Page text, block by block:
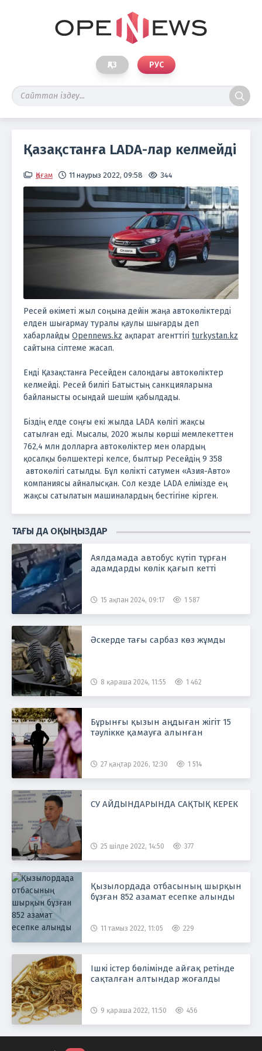
ҚАЗ РУС
Қазақстанға LADA-лар келмейді
Қоғам 11 наурыз 2022, 09:58 344
Ресей өкіметі жыл соңына дейін жаңа автокөліктерді
елден шығармау туралы қаулы шығарды деп
хабарлайды Opennews.kz ақпарат агенттігі turkystan.kz
сайтына сілтеме жасап.
Енді Қазақстанға Ресейден салондағы автокөліктер
келмейді. Ресей билігі Батыстың санкцияларына
байланысты осындай шешім қабылдады.
Біздің елде соңғы екі жылда LADA көлігі жақсы
сатылған еді. Мысалы, 2020 жылы көрші мемлекеттен
762,4 млн долларға автокөліктер мен олардың
қосалқы бөлшектері келсе, былтыр Ресейдің 9 358
автокөлігі сатылды. Бұл көлікті сатумен «Азия-Авто»
компаниясы айналысқан. Сол кезде LADA елімізде ең
жақсы сатылатын машиналардың бестігіне кірген.
ТАҒЫ ДА ОҚЫҢЫЗДАР
Аялдамада автобус күтіп тұрған
адамдарды көлік қағып кетті
15 ақпан 2024, 09:17 1 587
Әскерде тағы сарбаз көз жұмды
8 қараша 2024, 11:55 1 462
Бұрынғы қызын аңдыған жігіт 15
тәулікке қамауға алынған
27 қаңтар 2026, 12:30 1 514
СУ АЙДЫНДАРЫНДА САҚТЫҚ КЕРЕК
25 шілде 2022, 14:50 377
Қызылордада отбасының шырқын
бұзған 852 азамат есепке алынды
11 тамыз 2022, 11:05 229
Ішкі істер бөлімінде айғақ ретінде
сақталған алтындар жоғалды
9 қараша 2022, 11:50 456